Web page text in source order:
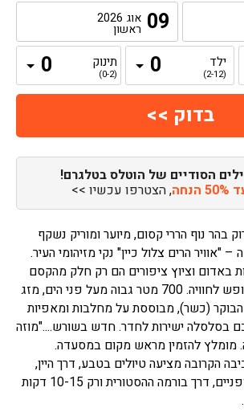
09 אוג 2026
ראשון
ילד
(2-12)
תינוק
(0-2)
הסודיים של הוטלס בטלגרם!
הנחה , הצטרפו עכשיו >>
בהר נוף הררי קסום, מיוער ומוריק נשקף
הרים צלול כיין" נקי מזיהומי העיר.
באדום וציוץ ציפורים הם רק חלק מהקסם
אשר הופכים את החופש לחוויה. 700 מטר גבוה מעל פני הים, מזג
הבוקר (כשר), מבוססת על מחלבות ומאפיות
בסלסלה ישירות לחדר. חדש בשורש...."מוזה
מומלץ להזמין מראש מקום במסעדה.
הקרובה מציעה טיולים בטבע, דרך היין,
מוסיקה ומסעדות, אופניים, דרך בורמה ההסטורית ורק 10-15 דקות